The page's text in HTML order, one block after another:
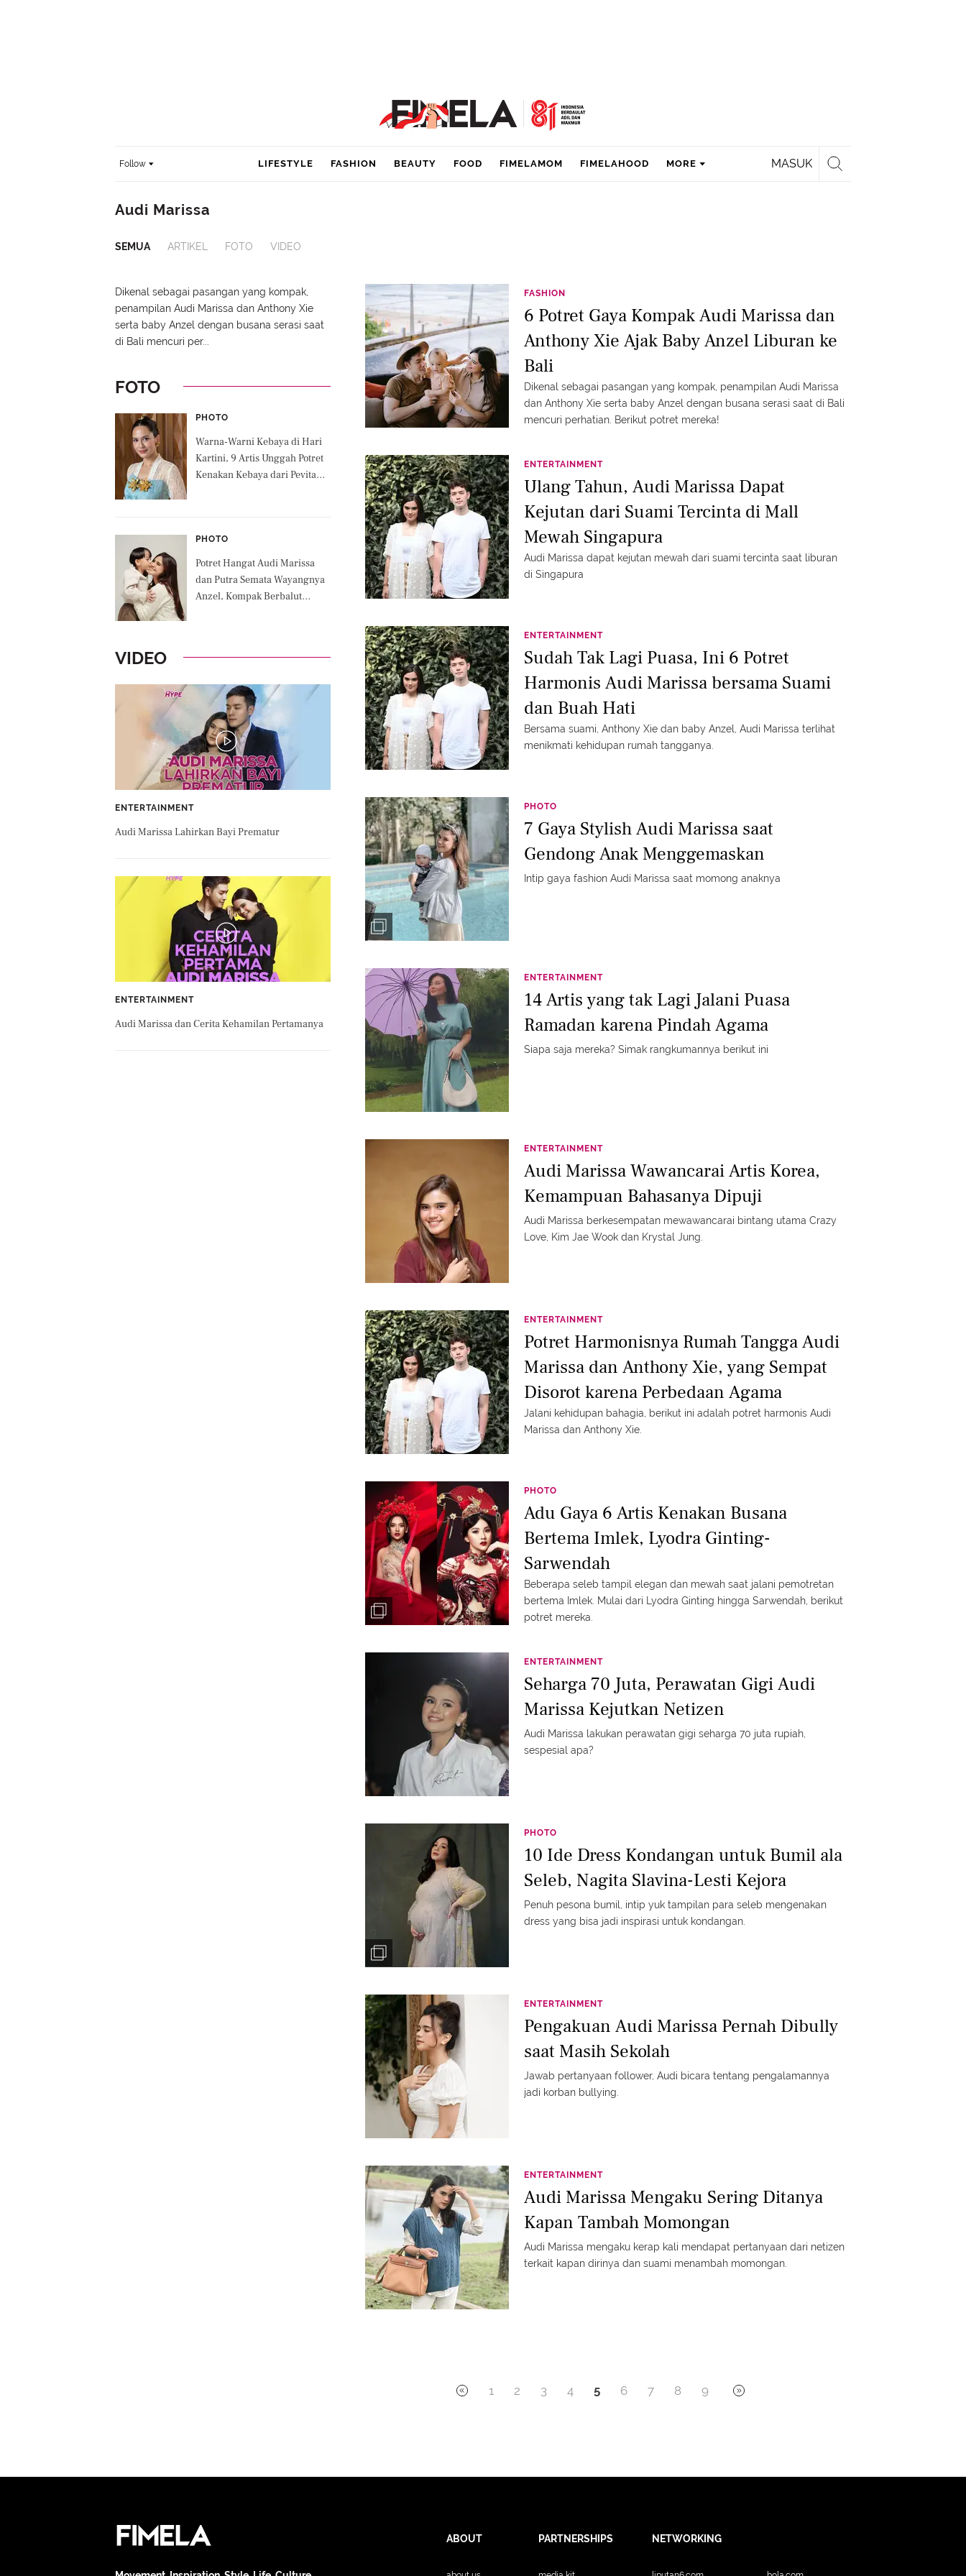
Follow MASUK
LIFESTYLE FASHION BEAUTY FOOD FIMELAMOM FIMELAHOOD MORE
Audi Marissa
SEMUA ARTIKEL FOTO VIDEO
Dikenal sebagai pasangan yang kompak,
penampilan Audi Marissa dan Anthony Xie
serta baby Anzel dengan busana serasi saat
di Bali mencuri per...
FOTO
PHOTO
Warna-Warni Kebaya di Hari
Kartini, 9 Artis Unggah Potret
Kenakan Kebaya dari Pevita
PHOTO
Potret Hangat Audi Marissa
dan Putra Semata Wayangnya
Anzel, Kompak Berbalut
VIDEO
ENTERTAINMENT
Audi Marissa Lahirkan Bayi Prematur
ENTERTAINMENT
Audi Marissa dan Cerita Kehamilan Pertamanya
FASHION
6 Potret Gaya Kompak Audi Marissa dan
Anthony Xie Ajak Baby Anzel Liburan ke
Bali
Dikenal sebagai pasangan yang kompak, penampilan Audi Marissa
dan Anthony Xie serta baby Anzel dengan busana serasi saat di Bali
mencuri perhatian. Berikut potret mereka!
ENTERTAINMENT
Ulang Tahun, Audi Marissa Dapat
Kejutan dari Suami Tercinta di Mall
Mewah Singapura
Audi Marissa dapat kejutan mewah dari suami tercinta saat liburan
di Singapura
ENTERTAINMENT
Sudah Tak Lagi Puasa, Ini 6 Potret
Harmonis Audi Marissa bersama Suami
dan Buah Hati
Bersama suami, Anthony Xie dan baby Anzel, Audi Marissa terlihat
menikmati kehidupan rumah tangganya.
PHOTO
7 Gaya Stylish Audi Marissa saat
Gendong Anak Menggemaskan
Intip gaya fashion Audi Marissa saat momong anaknya
ENTERTAINMENT
14 Artis yang tak Lagi Jalani Puasa
Ramadan karena Pindah Agama
Siapa saja mereka? Simak rangkumannya berikut ini
ENTERTAINMENT
Audi Marissa Wawancarai Artis Korea,
Kemampuan Bahasanya Dipuji
Audi Marissa berkesempatan mewawancarai bintang utama Crazy
Love, Kim Jae Wook dan Krystal Jung.
ENTERTAINMENT
Potret Harmonisnya Rumah Tangga Audi
Marissa dan Anthony Xie, yang Sempat
Disorot karena Perbedaan Agama
Jalani kehidupan bahagia, berikut ini adalah potret harmonis Audi
Marissa dan Anthony Xie.
PHOTO
Adu Gaya 6 Artis Kenakan Busana
Bertema Imlek, Lyodra Ginting-
Sarwendah
Beberapa seleb tampil elegan dan mewah saat jalani pemotretan
bertema Imlek. Mulai dari Lyodra Ginting hingga Sarwendah, berikut
potret mereka.
ENTERTAINMENT
Seharga 70 Juta, Perawatan Gigi Audi
Marissa Kejutkan Netizen
Audi Marissa lakukan perawatan gigi seharga 70 juta rupiah,
sespesial apa?
PHOTO
10 Ide Dress Kondangan untuk Bumil ala
Seleb, Nagita Slavina-Lesti Kejora
Penuh pesona bumil, intip yuk tampilan para seleb mengenakan
dress yang bisa jadi inspirasi untuk kondangan.
ENTERTAINMENT
Pengakuan Audi Marissa Pernah Dibully
saat Masih Sekolah
Jawab pertanyaan follower, Audi bicara tentang pengalamannya
jadi korban bullying.
ENTERTAINMENT
Audi Marissa Mengaku Sering Ditanya
Kapan Tambah Momongan
Audi Marissa mengaku kerap kali mendapat pertanyaan dari netizen
terkait kapan dirinya dan suami menambah momongan.
1 2 3 4 5 6 7 8 9
ABOUT PARTNERSHIPS NETWORKING